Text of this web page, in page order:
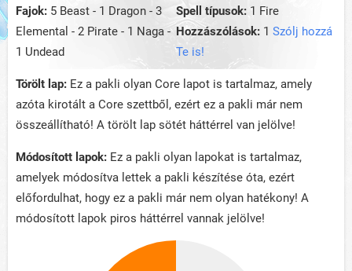
Fajok: 5 Beast - 1 Dragon - 3
Elemental - 2 Pirate - 1 Naga -
1 Undead
Spell típusok: 1 Fire
Hozzászólások: 1 Szólj hozzá
Te is!
Törölt lap: Ez a pakli olyan Core lapot is tartalmaz, amely
azóta kirotált a Core szettből, ezért ez a pakli már nem
összeállítható! A törölt lap sötét háttérrel van jelölve!
Módosított lapok: Ez a pakli olyan lapokat is tartalmaz,
amelyek módosítva lettek a pakli készítése óta, ezért
előfordulhat, hogy ez a pakli már nem olyan hatékony! A
módosított lapok piros háttérrel vannak jelölve!